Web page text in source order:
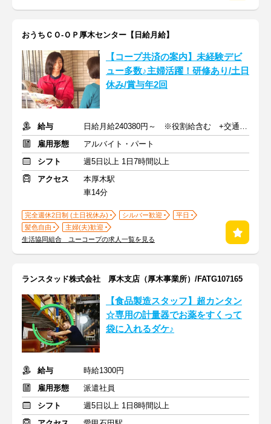
おうちＣＯ-ＯＰ厚木センター【日給月給】
【コープ共済の案内】未経験デビ
ュー多数♪主婦活躍！研修あり/土日
休み/賞与年2回
給与
日給月給240380円～ ※役割給含む +交通費支給
雇用形態
アルバイト・パート
シフト
週5日以上 1日7時間以上
アクセス
本厚木駅
車14分
完全週休2日制 (土日祝休み) シルバー歓迎
平日
髪色自由
主婦(夫)歓迎
生活協同組合 ユーコープの求人一覧を見る
ランスタッド株式会社 厚木支店（厚木事業所）/FATG107165
【食品製造スタッフ】超カンタン
☆専用の計量器でお薬をすくって
袋に入れるダケ♪
給与
時給1300円
雇用形態
派遣社員
シフト
週5日以上 1日8時間以上